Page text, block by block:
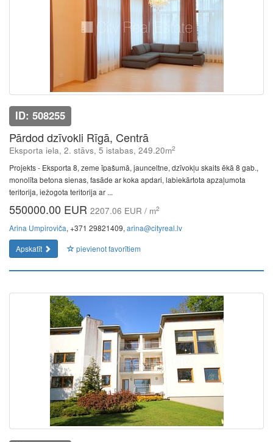
ID: 508255
Pārdod dzīvokli Rīgā, Centrā
Eksporta iela, 2. stāvs, 5 istabas, 249.20m2
Projekts - Eksporta 8, zeme īpašumā, jaunceltne, dzīvokļu skaits ēkā 8 gab.,
monolīta betona sienas, fasāde ar koka apdari, labiekārtota apzaļumota
teritorija, iežogota teritorija ar ...
550000.00 EUR 2207.06 EUR / m2
Arina Umpiroviča, +371 29821409, arina@cityreal.lv
Apskatīt
pievienot favorītiem